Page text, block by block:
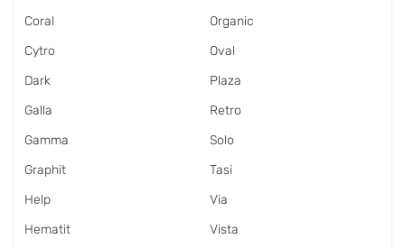
Coral
Cytro
Dark
Galla
Gamma
Graphit
Help
Hematit
Organic
Oval
Plaza
Retro
Solo
Tasi
Via
Vista